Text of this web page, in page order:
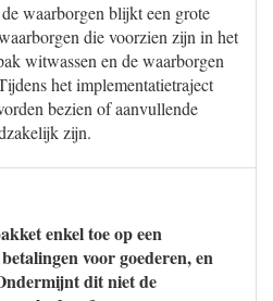
waarborgen blijkt een grote
die voorzien zijn in het
witwassen en de waarborgen
het implementatietraject
bezien of aanvullende
zijn.
enkel toe op een
voor goederen, en
dit niet de